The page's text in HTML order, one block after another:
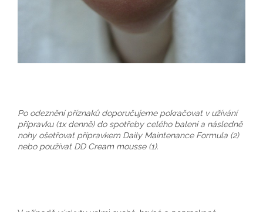
Po odeznění příznaků doporučujeme pokračovat v užívání
přípravku (1x denně) do spotřeby celého balení a následně
nohy ošetřovat přípravkem Daily Maintenance Formula (2)
nebo používat DD Cream mousse (1).